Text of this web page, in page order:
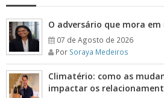
O adversário que mora em
07 de Agosto de 2026
Por Soraya Medeiros
Climatério: como as
impactar os